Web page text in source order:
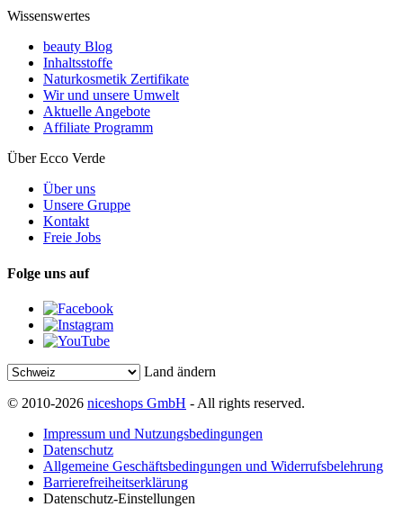
Wissenswertes
beauty Blog
Inhaltsstoffe
Naturkosmetik Zertifikate
Wir und unsere Umwelt
Aktuelle Angebote
Affiliate Programm
Über Ecco Verde
Über uns
Unsere Gruppe
Kontakt
Freie Jobs
Folge uns auf
Land ändern
© 2010-2026 niceshops GmbH - All rights reserved.
Impressum und Nutzungsbedingungen
Datenschutz
Allgemeine Geschäftsbedingungen und Widerrufsbelehrung
Barrierefreiheitserklärung
Datenschutz-Einstellungen